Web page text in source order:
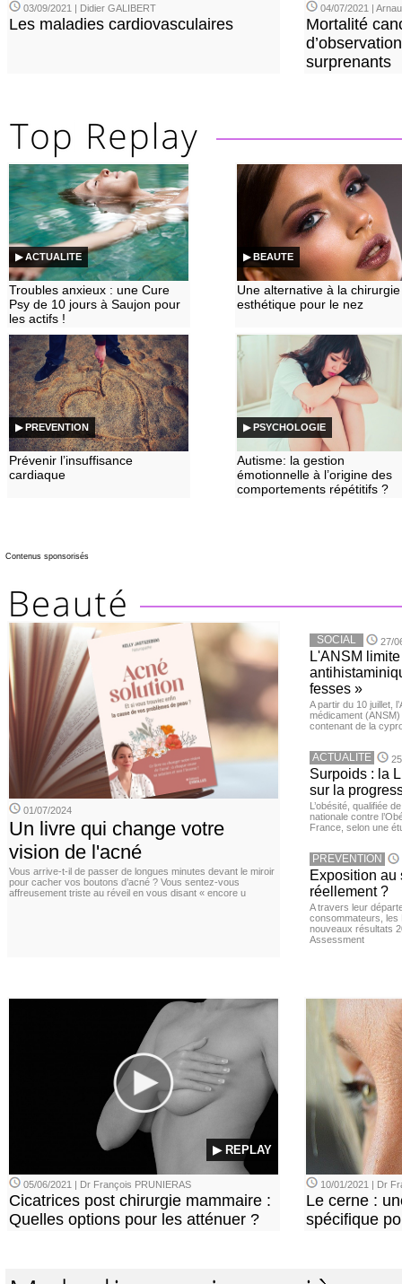
03/09/2021 | Didier GALIBERT
Les maladies cardiovasculaires
04/07/2021 |
Mortalité
surprenants
▶ ACTUALITE
Troubles anxieux : une Cure
Psy de 10 jours à Saujon pour
les actifs !
▶ BEAUTE
Une alternative à la chirurgie
esthétique pour le nez
▶ PREVENTION
Prévenir l’insuffisance
cardiaque
▶ PSYCHOLOGIE
Autisme: la gestion
émotionnelle à l’origine des
comportements répétitifs ?
Contenus sponsorisés
01/07/2024
Un livre qui change votre
vision de l'acné
Vous arrive-t-il de passer de longues minutes devant le miroir
pour cacher vos boutons d’acné ? Vous sentez-vous
affreusement triste au réveil en vous disant « encore u
SOCIAL 27/
L'ANSM
fesses »
A partir du 10 juillet,
médicament
contenant de la
ACTUALITE
Surpoids : la
sur la
L’obésité, qualifiée
nationale contre
France, selon une
PREVENTION
Exposition au
réellement ?
A travers leur
consommateurs, les
nouveaux résultats
Assessment
▶ REPLAY
05/06/2021 | Dr François PRUNIERAS
Cicatrices post chirurgie mammaire :
Quelles options pour les atténuer ?
10/01/2021 | Dr
Le cerne :
spécifique